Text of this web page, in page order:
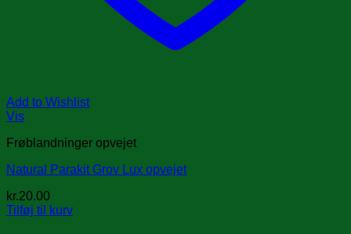
Add to Wishlist
Vis
Frøblandninger opvejet
Natural Parakit Grov Lux opvejet
kr.20.00
Tilføj til kurv